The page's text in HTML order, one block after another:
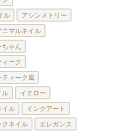
ル アシンメトリー
ニマルネイル
ちゃん
ィーク
ティーク風
ル イエロー
イル インクアート
クネイル エレガンス